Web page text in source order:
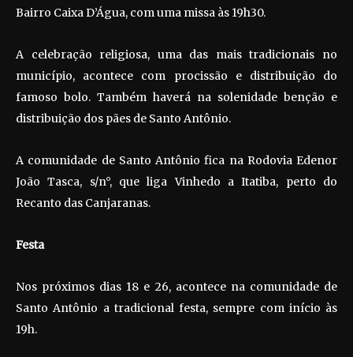
Bairro Caixa D’Água, com uma missa às 19h30.
A celebração religiosa, uma das mais tradicionais no
município, acontece com procissão e distribuição do
famoso bolo. Também haverá na solenidade benção e
distribuição dos pães de Santo Antônio.
A comunidade de Santo Antônio fica na Rodovia Edenor
João Tasca, s/n°, que liga Vinhedo a Itatiba, perto do
Recanto das Canjaranas.
Festa
Nos próximos dias 18 e 26, acontece na comunidade de
Santo Antônio a tradicional festa, sempre com início às
19h.